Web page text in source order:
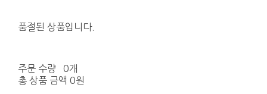
품절된 상품입니다.
주문 수량
0개
총 상품 금액 0원